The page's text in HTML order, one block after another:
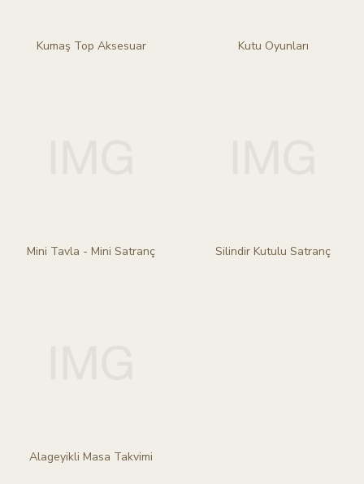
Kumaş Top Aksesuar Kutu Oyunları
Mini Tavla - Mini Satranç Silindir Kutulu Satranç
Alageyikli Masa Takvimi